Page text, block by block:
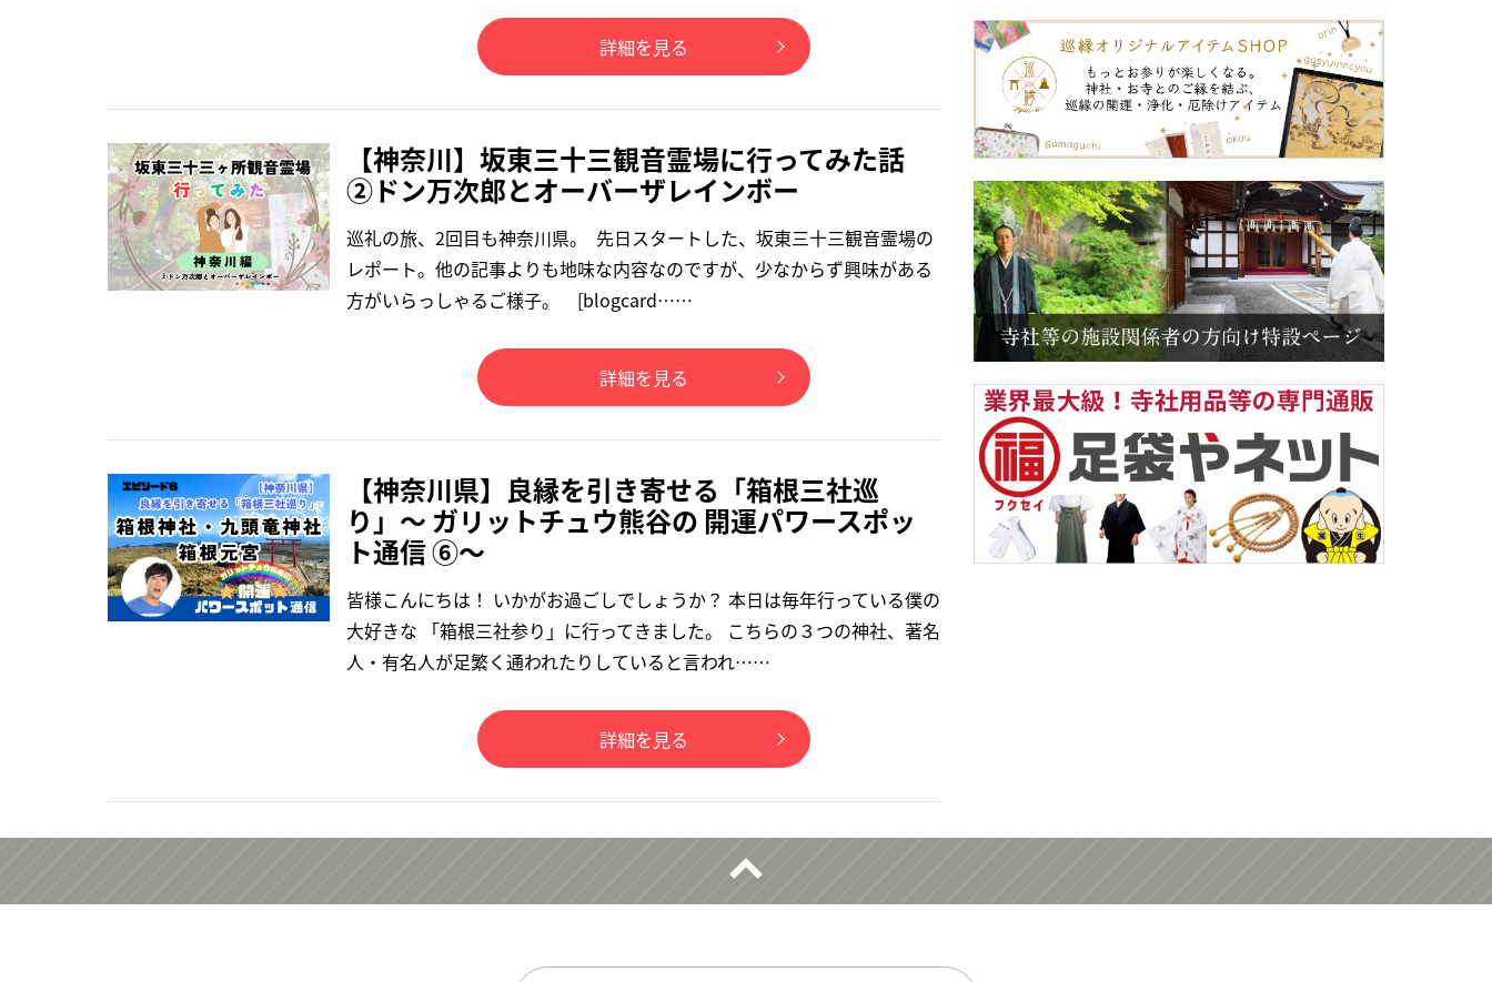
詳細を見る
【神奈川】坂東三十三観音霊場に行ってみた話
②ドン万次郎とオーバーザレインボー
巡礼の旅、2回目も神奈川県。 先日スタートした、坂東三十三観音霊場の
レポート。他の記事よりも地味な内容なのですが、少なからず興味がある
方がいらっしゃるご様子。 [blogcard……
詳細を見る
【神奈川県】良縁を引き寄せる「箱根三社巡
り」〜 ガリットチュウ熊谷の 開運パワースポッ
ト通信 ⑥〜
皆様こんにちは！ いかがお過ごしでしょうか？ 本日は毎年行っている僕の
大好きな 「箱根三社参り」に行ってきました。 こちらの３つの神社、著名
人・有名人が足繁く通われたりしていると言われ……
詳細を見る